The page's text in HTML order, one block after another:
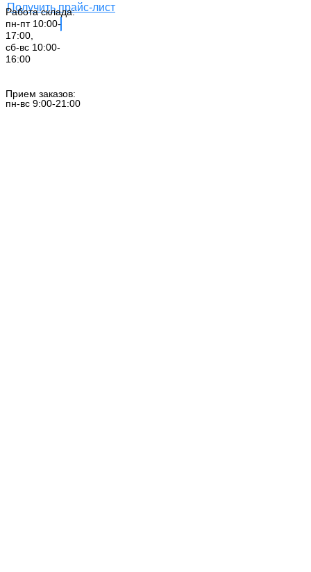
Получить прайс-лист
Работа склада:
пн-пт 10:00-
17:00,
сб-вс 10:00-
16:00
Прием заказов:
пн-вс 9:00-21:00